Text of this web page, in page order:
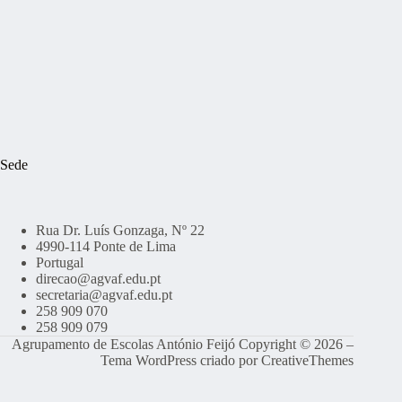
Sede
Rua Dr. Luís Gonzaga, Nº 22
4990-114 Ponte de Lima
Portugal
direcao@agvaf.edu.pt
secretaria@agvaf.edu.pt
258 909 070
258 909 079
Agrupamento de Escolas António Feijó Copyright © 2026 –
Tema WordPress criado porCreativeThemes